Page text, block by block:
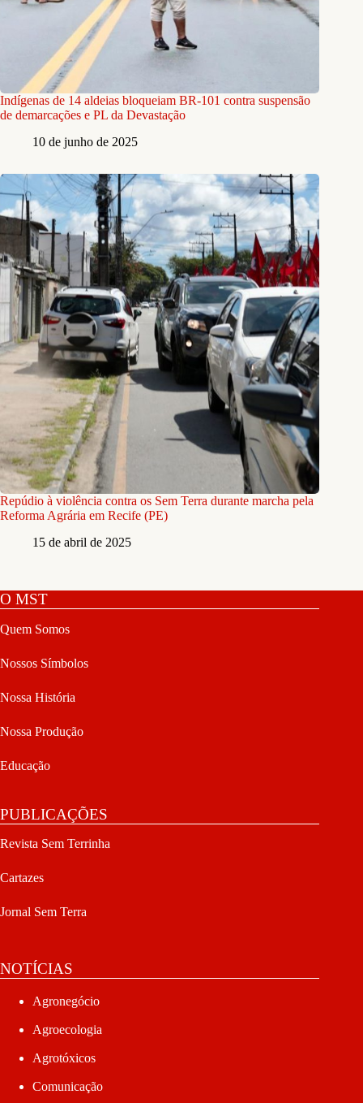
Indígenas de 14 aldeias bloqueiam BR-101 contra suspensão
de demarcações e PL da Devastação
10 de junho de 2025
Repúdio à violência contra os Sem Terra durante marcha pela
Reforma Agrária em Recife (PE)
15 de abril de 2025
O MST
Quem Somos
Nossos Símbolos
Nossa História
Nossa Produção
Educação
PUBLICAÇÕES
Revista Sem Terrinha
Cartazes
Jornal Sem Terra
NOTÍCIAS
Agronegócio
Agroecologia
Agrotóxicos
Comunicação